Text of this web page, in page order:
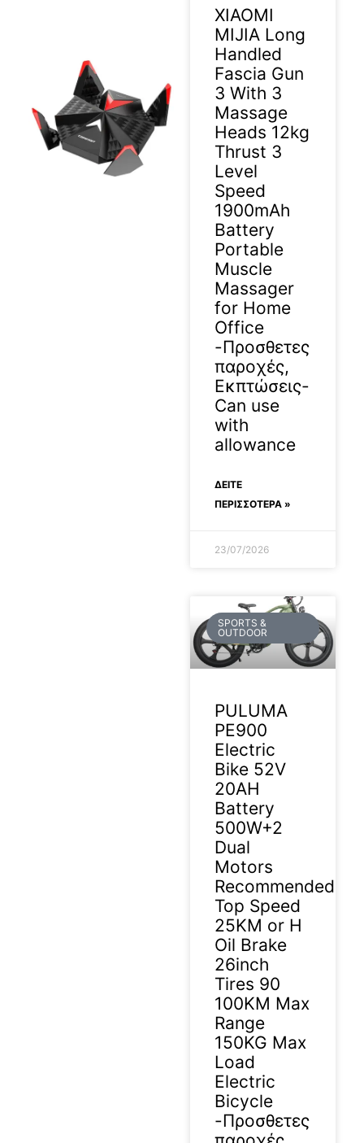
XIAOMI
MIJIA Long
Handled
Fascia Gun
3 With 3
Massage
Heads 12kg
Thrust 3
Level
Speed
1900mAh
Battery
Portable
Muscle
Massager
for Home
Office
-Προσθετες
παροχές,
Εκπτώσεις-
Can use
with
allowance
ΔΕΊΤΕ
ΠΕΡΙΣΣΟΤΕΡΑ »
23/07/2026
SPORTS &
OUTDOOR
PULUMA
PE900
Electric
Bike 52V
20AH
Battery
500W+2
Dual
Motors
Recommended
Top Speed
25KM or H
Oil Brake
26inch
Tires 90
100KM Max
Range
150KG Max
Load
Electric
Bicycle
-Προσθετες